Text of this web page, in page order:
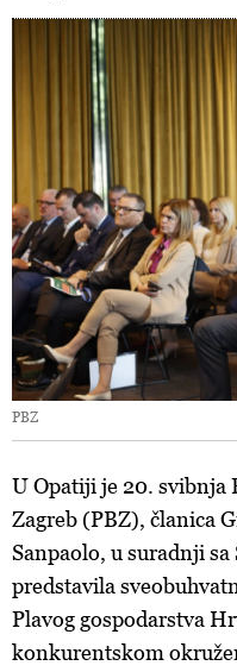
PBZ
U Opatiji je 20. svibnja
Zagreb (PBZ), članica
Sanpaolo, u suradnji
predstavila
Plavog gospodarstva
konkurentskom